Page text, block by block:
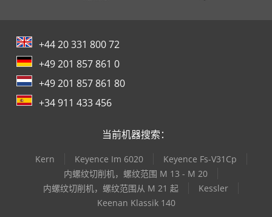
+44 20 331 800 72
+49 201 857 861 0
+49 201 857 861 80
+34 911 433 456
当前机器搜索：
Kern Keyence Im 6020
Keyence Fs-V31Cp
内螺纹切削机，螺纹范围 M 13 - M 20
内螺纹切削机，螺纹范围从 M 21 起
Kessler
Keenan Klassik 140